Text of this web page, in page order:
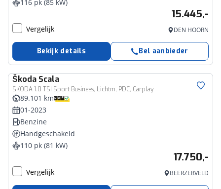
116 pk (85 kW)
15.445,-
Vergelijk DEN HOORN
Bekijk details Bel aanbieder
Škoda Scala
SKODA 1.0 TSI Sport Business, Lichtm, PDC, Carplay
89.101 km
01-2023
Benzine
Handgeschakeld
110 pk (81 kW)
17.750,-
Vergelijk BEERZERVELD